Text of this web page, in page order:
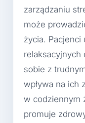
zarządzaniu
może
życia. Pacjenci
relaksacyjnych
sobie z
wpływa na ich
w codziennym
promuje